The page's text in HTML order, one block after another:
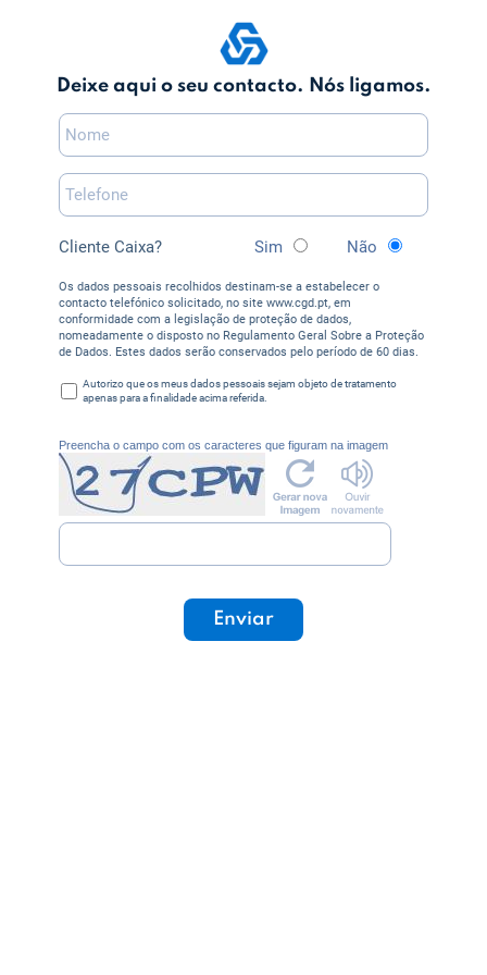
Deixe aqui o seu contacto. Nós ligamos.
Cliente Caixa? Não
Sim
Os dados pessoais recolhidos destinam-se a estabelecer o
contacto telefónico solicitado, no site www.cgd.pt, em
conformidade com a legislação de proteção de dados,
nomeadamente o disposto no Regulamento Geral Sobre a Proteção
de Dados. Estes dados serão conservados pelo período de 60 dias.
Autorizo que os meus dados pessoais sejam objeto de tratamento
apenas para a finalidade acima referida.
Preencha o campo com os caracteres que figuram na imagem